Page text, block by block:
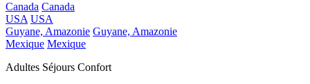
Canada Canada
USA USA
Guyane, Amazonie Guyane, Amazonie
Mexique Mexique
Adultes Séjours Confort